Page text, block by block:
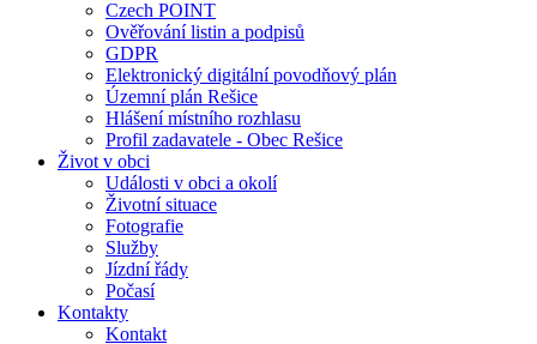
Czech POINT
Ověřování listin a podpisů
GDPR
Elektronický digitální povodňový plán
Územní plán Rešice
Hlášení místního rozhlasu
Profil zadavatele - Obec Rešice
Život v obci
Události v obci a okolí
Životní situace
Fotografie
Služby
Jízdní řády
Počasí
Kontakty
Kontakt